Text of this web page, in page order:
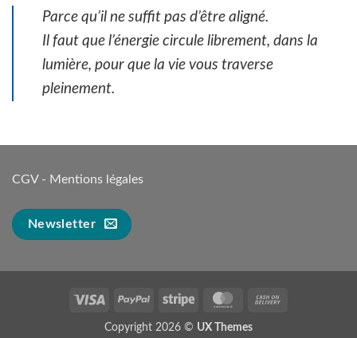
Parce qu’il ne suffit pas d’être aligné.
Il faut que l’énergie circule librement, dans la
lumière, pour que la vie vous traverse
pleinement.
CGV- Mentions légales
Newsletter
Visa PayPal Stripe MasterCard
Copyright 2026 © UX Themes